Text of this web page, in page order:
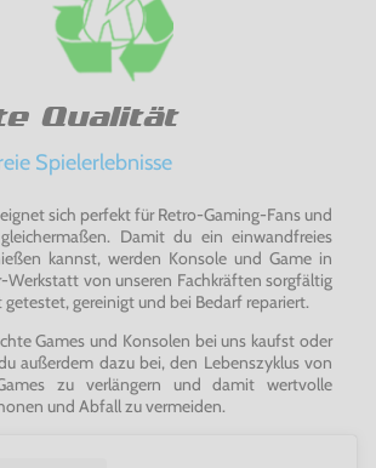
Qualität
Spielerlebnisse
sich perfekt für Retro-Gaming-Fans und
Damit du ein einwandfreies
kannst, werden Konsole und Game in
Werkstatt von unseren Fachkräften sorgfältig
gereinigt und bei Bedarf repariert.
Games und Konsolen bei uns kaufst oder
außerdem dazu bei, den Lebenszyklus von
zu verlängern und damit wertvolle
und Abfall zu vermeiden.